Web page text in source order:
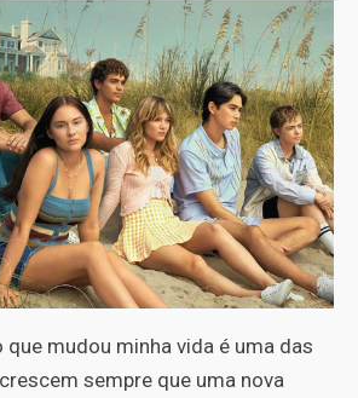
que mudou minha vida é uma das
sempre que uma nova